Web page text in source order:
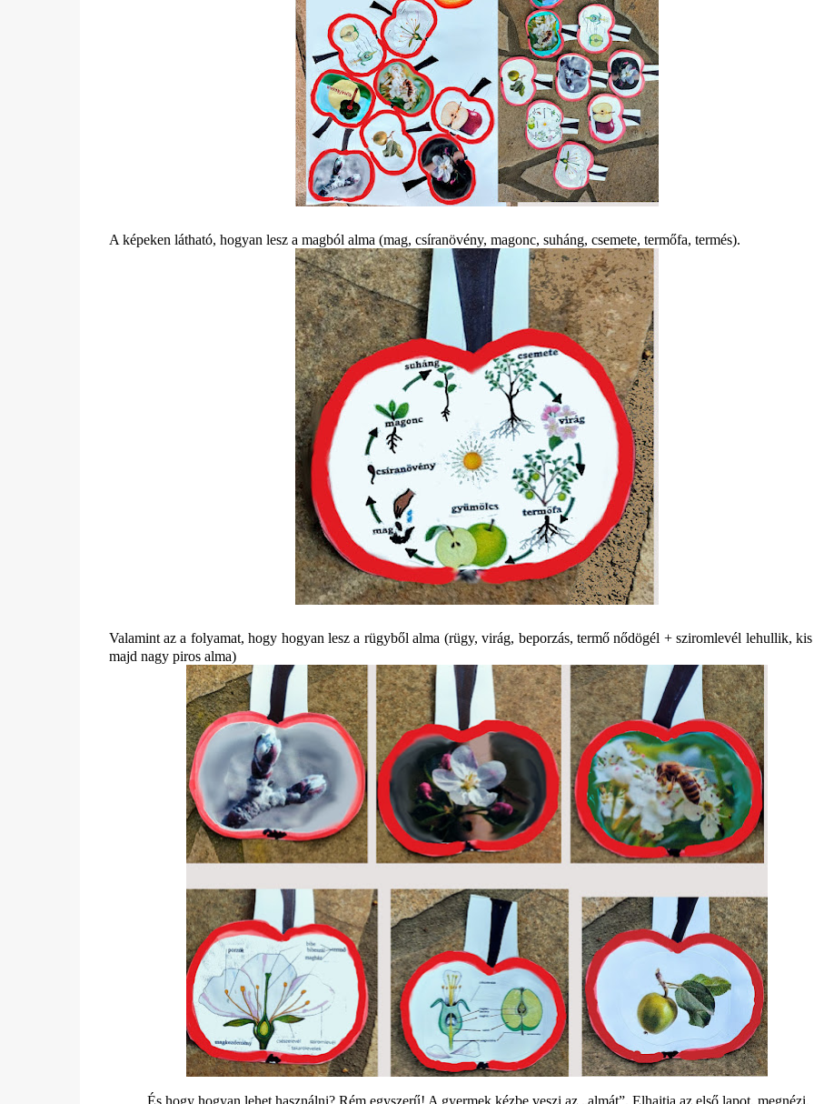
A képeken látható, hogyan lesz a magból alma (mag, csíranövény, magonc, suháng, csemete, termőfa, termés).
Valamint az a folyamat, hogy hogyan lesz a rügyből alma (rügy, virág, beporzás, termő nődögél + sziromlevél lehullik,
majd nagy piros alma)
És hogy hogyan lehet használni? Rém egyszerű! A gyermek kézbe veszi az „almát”. Elhajtja az első lapot, megnézi,